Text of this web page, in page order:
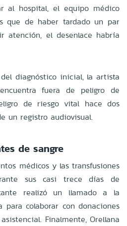
al hospital, el equipo médico
que de haber tardado un par
atención, el desenlace habría
diagnóstico inicial, la artista
fuera de peligro de
de riesgo vital hace dos
un registro audiovisual.
de sangre
médicos y las transfusiones
sus casi trece días de
realizó un llamado a la
para colaborar con donaciones
Finalmente, Orellana